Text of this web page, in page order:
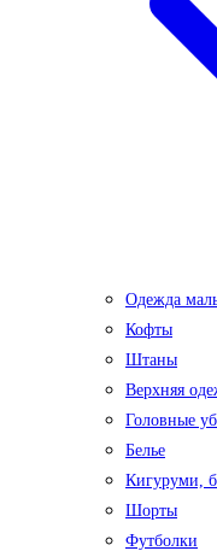
Одежда
Кофты
Штаны
Верхняя
Головные
Белье
Кигуруми,
Шорты
Футболки